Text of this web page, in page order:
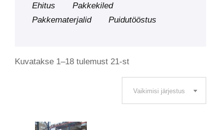
Kuvatakse 1–18 tulemust 21-st
Vaikimisi järjestus
Ehitus
Pakkekiled
Pakkematerjalid
Puidutööstus